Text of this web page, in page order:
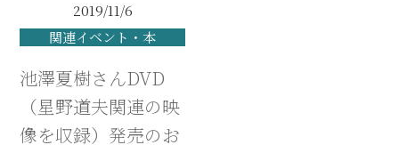
2019/11/6
関連イベント・本
池澤夏樹さんDVD
（星野道夫関連の映
像を収録）発売のお